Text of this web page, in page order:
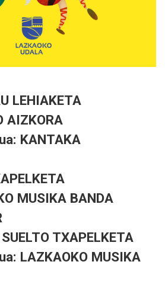
LEHIAKETA
AIZKORA
KANTAKA
MUSIKA BANDA
TXAPELKETA
LAZKAOKO MUSIKA